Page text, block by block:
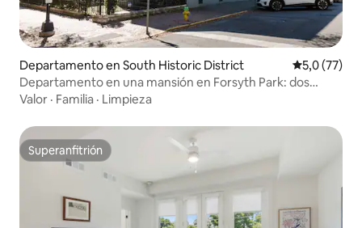
Departamento en South Historic District Calificación
5,0 (77)
Departamento en una mansión en Forsyth Park: dos
camas king
Valor · Familia · Limpieza
Superanfitrión
Superanfitrión